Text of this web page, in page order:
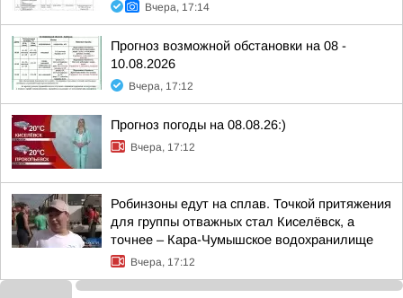
Вчера, 17:14
Прогноз возможной обстановки на 08 -
10.08.2026
Вчера, 17:12
Прогноз погоды на 08.08.26:)
Вчера, 17:12
Робинзоны едут на сплав. Точкой притяжения
для группы отважных стал Киселёвск, а
точнее – Кара-Чумышское водохранилище
Вчера, 17:12